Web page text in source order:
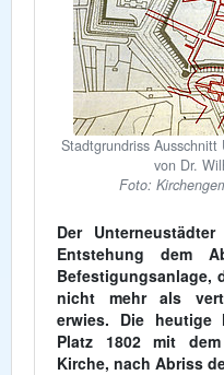
Stadtgrundriss
von Dr.
Foto:
Der
Entstehung dem
Befestigungsanlage,
nicht mehr als
erwies. Die heutige
Platz 1802 mit
Kirche, nach Abriss